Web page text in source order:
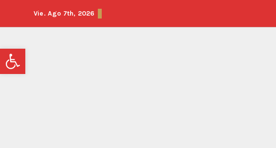
Vie. Ago 7th, 2026
Abrir barra de herramientas